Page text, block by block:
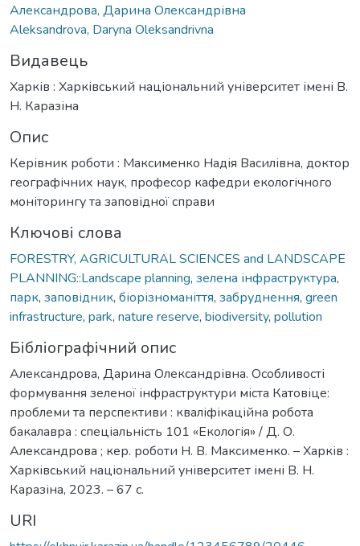
Александрова, Дарина Олександрівна
Aleksandrova, Daryna Oleksandrivna
Видавець
Харків : Харківський національний університет імені В.
Н. Каразіна
Опис
Керівник роботи : Максименко Надія Василівна, доктор
географічних наук, професор кафедри екологічного
моніторингу та заповідної справи
Ключові слова
FORESTRY, AGRICULTURAL SCIENCES and LANDSCAPE
PLANNING::Landscape planning, зелена інфраструктура,
парк, заповідник, біорізноманіття, забруднення, green
infrastructure, park, nature reserve, biodiversity, pollution
Бібліографічний опис
Александрова, Дарина Олександрівна. Особливості
формування зеленої інфраструктури міста Катовіце:
проблеми та перспективи : кваліфікаційна робота
бакалавра : спеціальність 101 «Екологія» / Д. О.
Александрова ; кер. роботи Н. В. Максименко. – Харків :
Харківський національний університет імені В. Н.
Каразіна, 2023. – 67 с.
URI